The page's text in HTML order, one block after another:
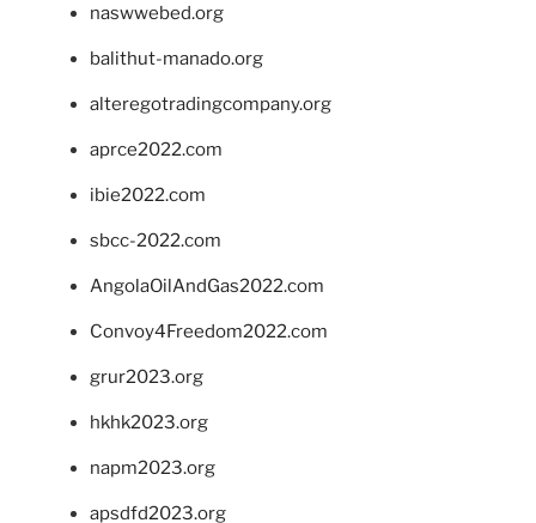
naswwebed.org
balithut-manado.org
alteregotradingcompany.org
aprce2022.com
ibie2022.com
sbcc-2022.com
AngolaOilAndGas2022.com
Convoy4Freedom2022.com
grur2023.org
hkhk2023.org
napm2023.org
apsdfd2023.org